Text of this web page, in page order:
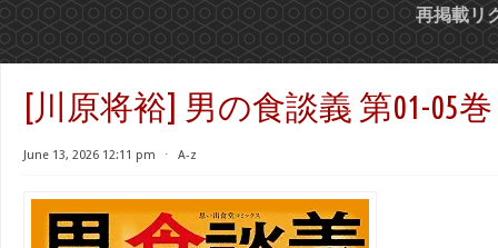
再掲載リ
[川原将裕] 男の食談義 第01-05巻
June 13, 2026 12:11 pm ⋅ A-z